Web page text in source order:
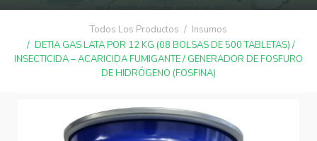
Todos Los Productos
Insumos
DETIA GAS LATA POR 12 KG (08 BOLSAS DE 500 TABLETAS) /
INSECTICIDA – ACARICIDA FUMIGANTE / GENERADOR DE FOSFURO
DE HIDRÓGENO (FOSFINA)